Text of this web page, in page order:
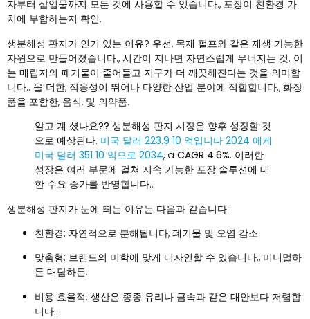
자부터 삽입물까지 모든 것에 사용할 수 있습니다., 포장이 친환경 가
치에 부합하는지 확인.
생분해성 판지가 인기 있는 이유? 우선, 목재 펄프와 같은 재생 가능한
자원으로 만들어졌습니다., 시간이 지나면 자연스럽게 무너지는 것. 이
는 매립지의 폐기물이 줄어들고 지구가 더 깨끗해진다는 것을 의미합
니다.. 을 더한, 적응성이 뛰어나 다양한 산업 분야에 적합합니다., 화장
품을 포함한, 음식, 및 의약품.
알고 계 셨나요?? 생분해성 판지 시장은 향후 성장할 것
으로 예상된다. 미국 달러 223.9 10 억입니다 2024 에게
미국 달러 351 10 억으로 2034, a CAGR 4.6%. 이러한
성장은 여러 부문에 걸쳐 지속 가능한 포장 솔루션에 대
한 수요 증가를 반영합니다..
생분해성 판지가 눈에 띄는 이유는 다음과 같습니다.:
친환경: 자연적으로 분해됩니다, 폐기물 및 오염 감소.
맞춤형: 브랜드의 미학에 맞게 디자인할 수 있습니다., 미니멀하
든 대담하든.
비용 효율적: 생산은 종종 유리나 금속과 같은 대안보다 저렴합
니다..